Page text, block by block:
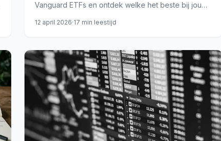
Vanguard ETFs en ontdek welke het beste bij jou
12 april 2026·17 min leestijd
etf